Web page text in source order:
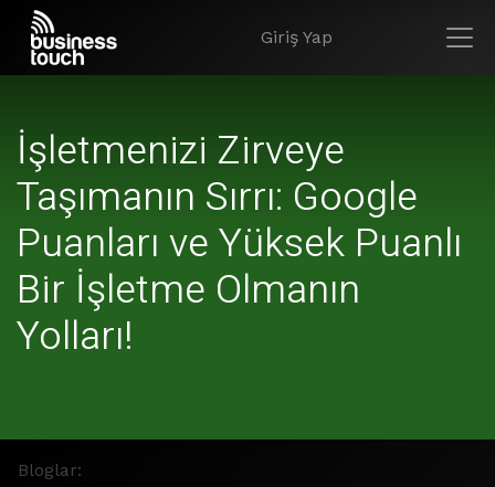
Giriş Yap
İşletmenizi Zirveye
Taşımanın Sırrı: Google
Puanları ve Yüksek Puanlı
Bir İşletme Olmanın
Yolları!
Bloglar: